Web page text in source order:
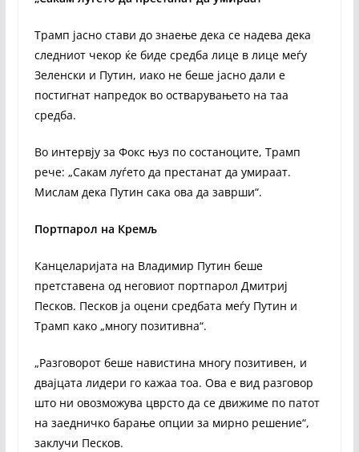
Трамп јасно стави до знаење дека се надева дека
следниот чекор ќе биде средба лице в лице меѓу
Зеленски и Путин, иако не беше јасно дали е
постигнат напредок во остварувањето на таа
средба.
Во интервју за Фокс њуз по состаноците, Трамп
рече: „Сакам луѓето да престанат да умираат.
Мислам дека Путин сака ова да заврши“.
Портпарол на Кремљ
Канцеларијата на Владимир Путин беше
претставена од неговиот портпарол Дмитриј
Песков. Песков ја оцени средбата меѓу Путин и
Трамп како „многу позитивна“.
„Разговорот беше навистина многу позитивен, и
двајцата лидери го кажаа тоа. Ова е вид разговор
што ни овозможува цврсто да се движиме по патот
на заедничко барање опции за мирно решение“,
заклучи Песков.